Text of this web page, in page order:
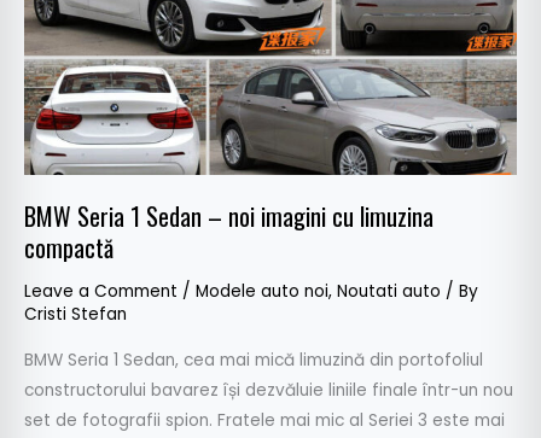
BMW Seria 1 Sedan – noi imagini cu limuzina
compactă
Leave a Comment / Modele auto noi, Noutati auto / By
Cristi Stefan
BMW Seria 1 Sedan, cea mai mică limuzină din portofoliul
constructorului bavarez își dezvăluie liniile finale într-un nou
set de fotografii spion. Fratele mai mic al Seriei 3 este mai
Sedan
noi
imagini
cu
limuzina